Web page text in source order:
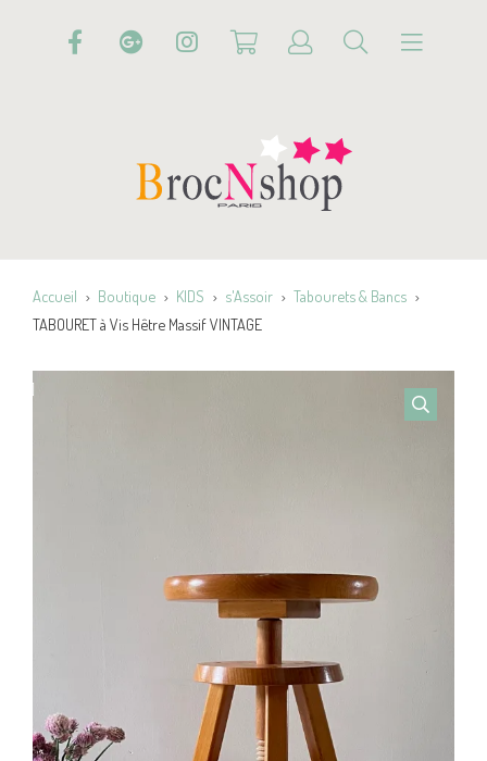
Accueil Boutique KIDS s'Assoir
Tabourets & Bancs
TABOURET à Vis Hêtre Massif VINTAGE